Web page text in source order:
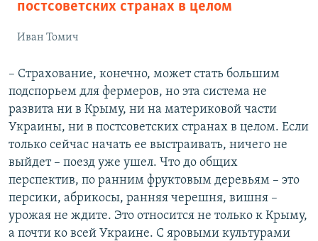
постсоветских странах в целом
Иван Томич
– Страхование, конечно, может стать большим
подспорьем для фермеров, но эта система не
развита ни в Крыму, ни на материковой части
Украины, ни в постсоветских странах в целом. Если
только сейчас начать ее выстраивать, ничего не
выйдет – поезд уже ушел. Что до общих
перспектив, по ранним фруктовым деревьям – это
персики, абрикосы, ранняя черешня, вишня –
урожая не ждите. Это относится не только к Крыму,
а почти ко всей Украине. С яровыми культурами